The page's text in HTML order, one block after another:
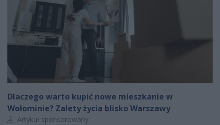
Dlaczego warto kupić nowe mieszkanie w
Wołominie? Zalety życia blisko Warszawy
Autor artykułu:
Artykuł sponsorowany